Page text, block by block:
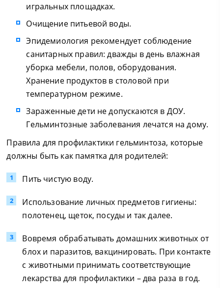
игральных площадках.
Очищение питьевой воды.
Эпидемиология рекомендует соблюдение
санитарных правил: дважды в день влажная
уборка мебели, полов, оборудования.
Хранение продуктов в столовой при
температурном режиме.
Зараженные дети не допускаются в ДОУ.
Гельминтозные заболевания лечатся на дому.
Правила для профилактики гельминтоза, которые
должны быть как памятка для родителей:
Пить чистую воду.
Использование личных предметов гигиены:
полотенец, щеток, посуды и так далее.
Вовремя обрабатывать домашних животных от
блох и паразитов, вакцинировать. При контакте
с животными принимать соответствующие
лекарства для профилактики – два раза в год.